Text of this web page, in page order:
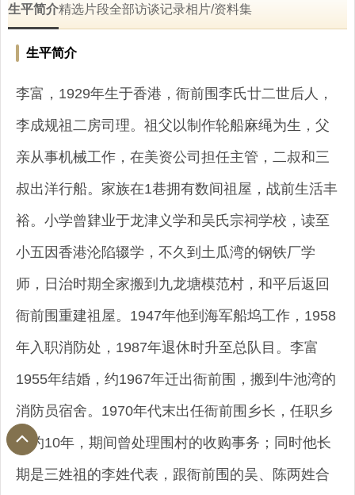
生平简介精选片段全部访谈记录相片/资料集
生平简介
李富，1929年生于香港，衙前围李氏廿二世后人，
李成规祖二房司理。祖父以制作轮船麻绳为生，父
亲从事机械工作，在美资公司担任主管，二叔和三
叔出洋行船。家族在1巷拥有数间祖屋，战前生活丰
裕。小学曾肄业于龙津义学和吴氏宗祠学校，读至
小五因香港沦陷辍学，不久到土瓜湾的钢铁厂学
师，日治时期全家搬到九龙塘模范村，和平后返回
衙前围重建祖屋。1947年他到海军船坞工作，1958
年入职消防处，1987年退休时升至总队目。李富
1955年结婚，约1967年迁出衙前围，搬到牛池湾的
消防员宿舍。1970年代末出任衙前围乡长，任职乡
长约10年，期间曾处理围村的收购事务；同时他长
期是三姓祖的李姓代表，跟衙前围的吴、陈两姓合